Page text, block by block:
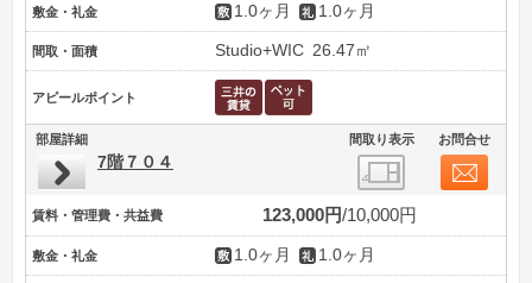
敷金・礼金 1.0ヶ月 1.0ヶ月
間取・面積 Studio+WIC 26.47㎡
アピールポイント
部屋詳細 間取り表示 お問合せ
7階７０４
賃料・管理費・共益費 123,000円 10,000円
敷金・礼金 1.0ヶ月 1.0ヶ月